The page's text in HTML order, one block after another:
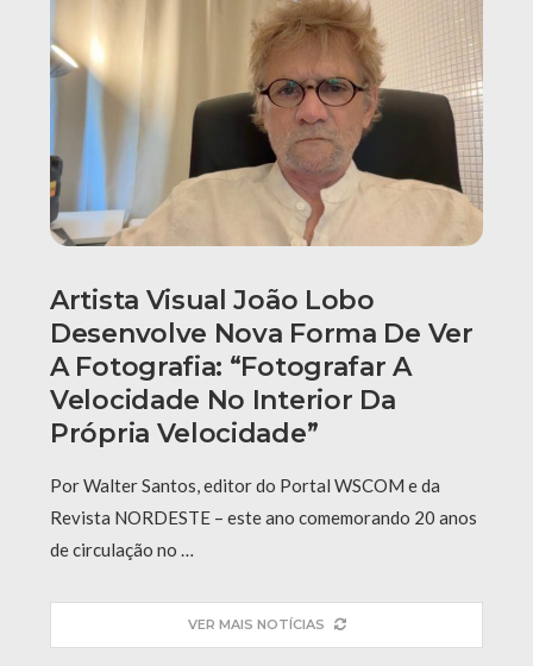
Artista Visual João Lobo
Desenvolve Nova Forma De Ver
A Fotografia: “fotografar A
Velocidade No Interior Da
Própria Velocidade”
Por Walter Santos, editor do Portal WSCOM e da
Revista NORDESTE – este ano comemorando 20 anos
de circulação no …
VER MAIS NOTÍCIAS